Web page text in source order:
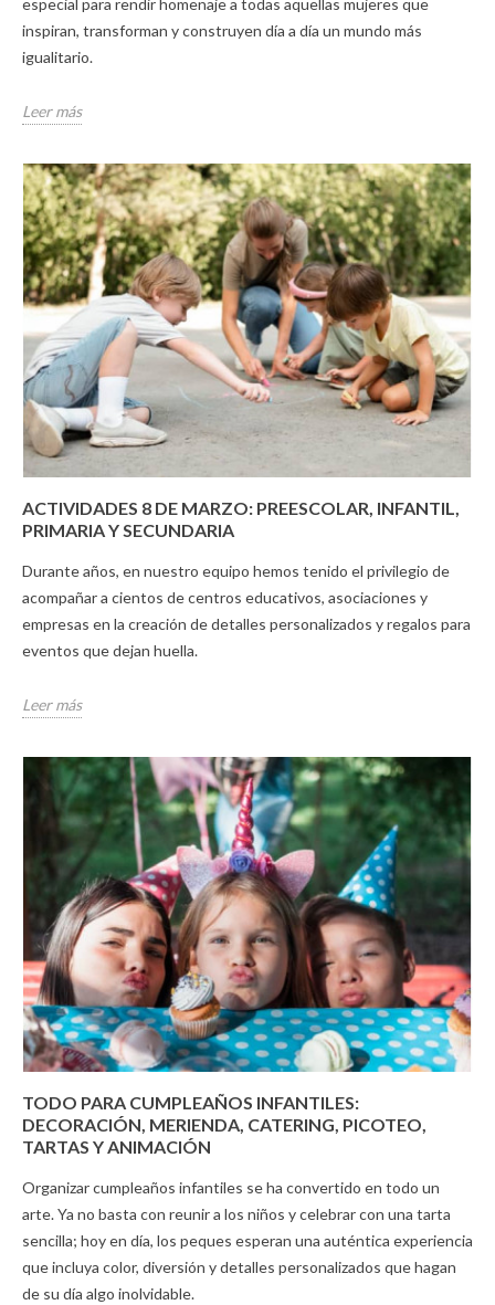
inspiran, transforman y construyen día a día un mundo más
igualitario.
Leer más
ACTIVIDADES 8 DE MARZO: PREESCOLAR, INFANTIL,
PRIMARIA Y SECUNDARIA
Durante años, en nuestro equipo hemos tenido el privilegio de
acompañar a cientos de centros educativos, asociaciones y
empresas en la creación de detalles personalizados y regalos para
eventos que dejan huella.
Leer más
TODO PARA CUMPLEAÑOS INFANTILES:
DECORACIÓN, MERIENDA, CATERING, PICOTEO,
TARTAS Y ANIMACIÓN
Organizar cumpleaños infantiles se ha convertido en todo un
arte. Ya no basta con reunir a los niños y celebrar con una tarta
sencilla; hoy en día, los peques esperan una auténtica experiencia
que incluya color, diversión y detalles personalizados que hagan
de su día algo inolvidable.